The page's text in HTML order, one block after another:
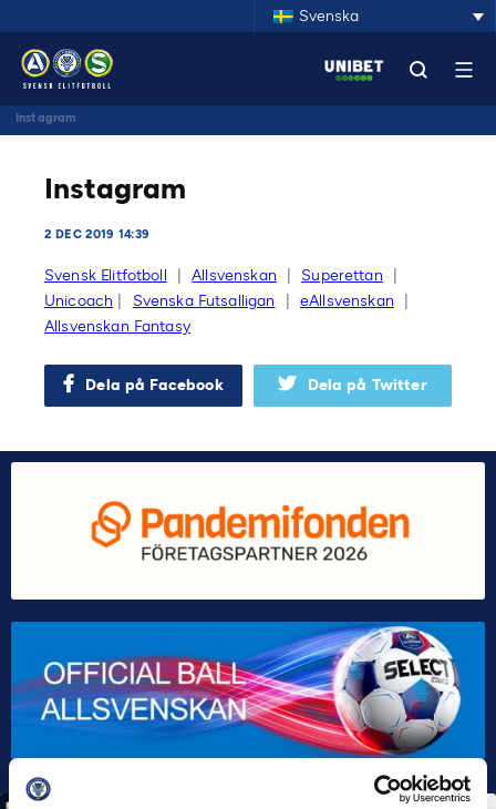
Svenska
Instagram
Instagram
2 DEC 2019 14:39
Svensk Elitfotboll Allsvenskan Superettan
Unicoach
Svenska Futsalligan eAllsvenskan
Allsvenskan Fantasy
Dela på Facebook Dela på Twitter